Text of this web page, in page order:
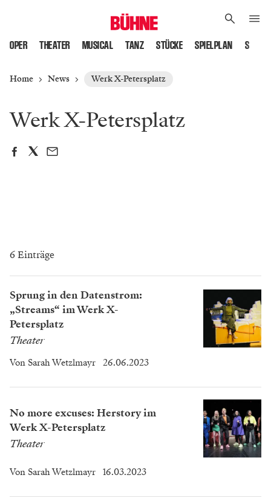
OPER THEATER MUSICAL TANZ STÜCKE SPIELPLAN
Home News Werk X-Petersplatz
Werk X-Petersplatz
6 Einträge
Sprung in den Datenstrom:
„Streams“ im Werk X-
Petersplatz
Theater
Von Sarah Wetzlmayr 26.06.2023
No more excuses: Herstory im
Werk X-Petersplatz
Theater
Von Sarah Wetzlmayr 16.03.2023